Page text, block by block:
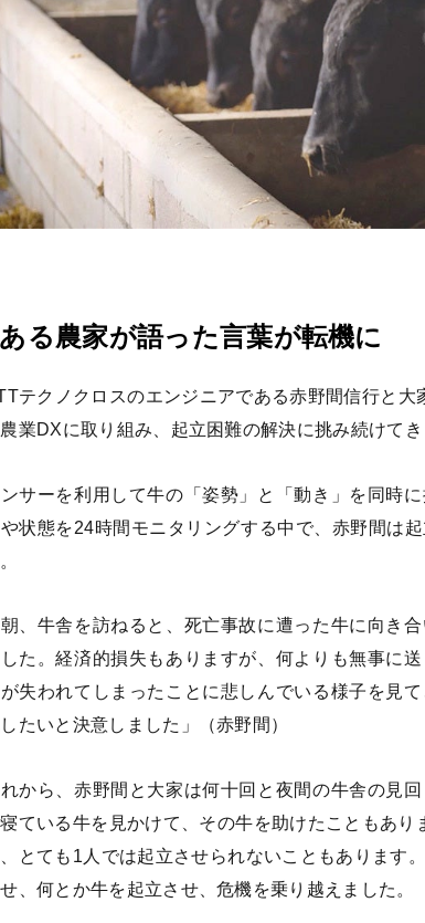
る農家が語った言葉が転機に
テクノクロスのエンジニアである赤野間信行と
業DXに取り組み、起立困難の解決に挑み続けてき
サーを利用して牛の「姿勢」と「動き」を同時
状態を24時間モニタリングする中で、赤野間は
朝、牛舎を訪ねると、死亡事故に遭った牛に向き
した。経済的損失もありますが、何よりも無事に
失われてしまったことに悲しんでいる様子を見
たいと決意しました」（赤野間）
から、赤野間と大家は何十回と夜間の牛舎の見
ている牛を見かけて、その牛を助けたこともあ
、とても1人では起立させられないこともあります
、何とか牛を起立させ、危機を乗り越えました。